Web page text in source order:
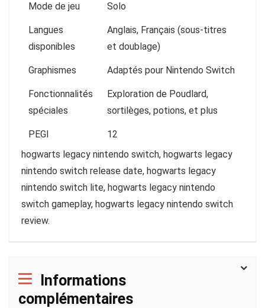
Mode de jeu Solo
Langues
disponibles
Anglais, Français (sous-titres
et doublage)
Graphismes Adaptés pour Nintendo Switch
Fonctionnalités
spéciales
Exploration de Poudlard,
sortilèges, potions, et plus
PEGI
12
hogwarts legacy nintendo switch, hogwarts legacy
nintendo switch release date, hogwarts legacy
nintendo switch lite, hogwarts legacy nintendo
switch gameplay, hogwarts legacy nintendo switch
review.
Informations
complémentaires